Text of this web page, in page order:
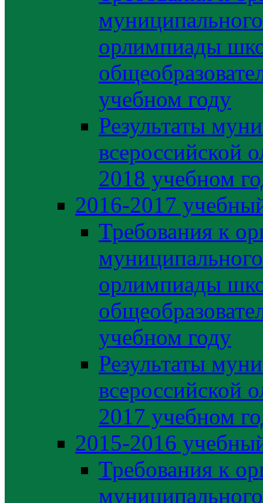
орлимпиады
учебном году
Результаты
всероссийской
2018 учебном
2016-2017
Требования к
орлимпиады
учебном году
Результаты
всероссийской
2017 учебном
2015-2016
Требования к